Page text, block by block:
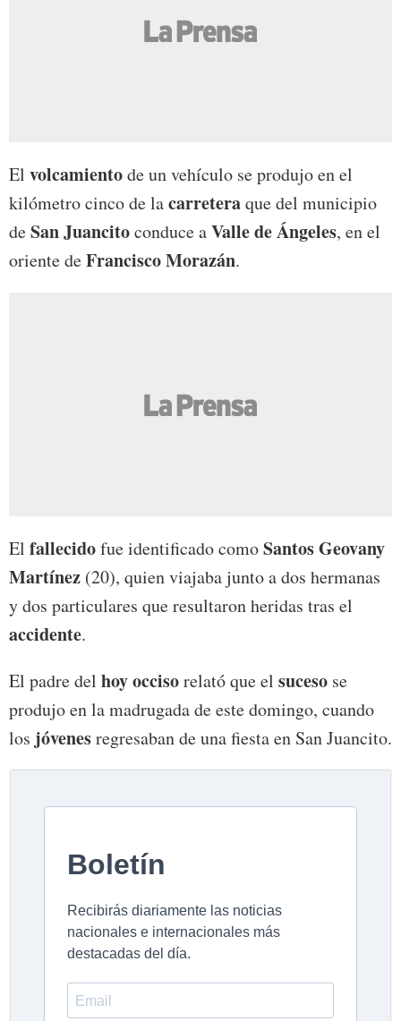
El volcamientode un vehículo se produjo en el
kilómetro cinco de lacarreteraque del municipio
deSan Juancitoconduce aValle de Ángeles, en el
oriente deFrancisco Morazán.
El fallecidofue identificado comoSantos Geovany
Martínez (20), quien viajaba junto a dos hermanas
y dos particulares que resultaron heridas tras el
accidente.
El padre del hoy occisorelató que el suceso se
produjo en la madrugada de este domingo, cuando
los jóvenesregresaban de una fiesta en San Juancito.